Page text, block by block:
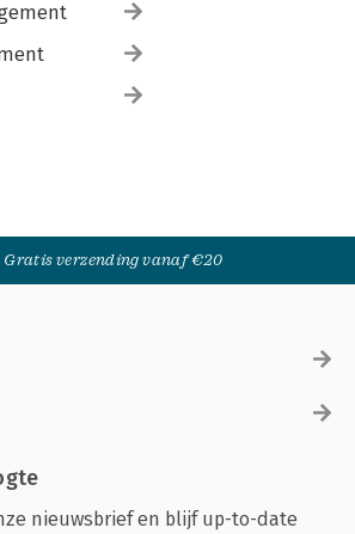
Gratis verzending vanaf €20
nieuwsbrief en blijf up-to-date